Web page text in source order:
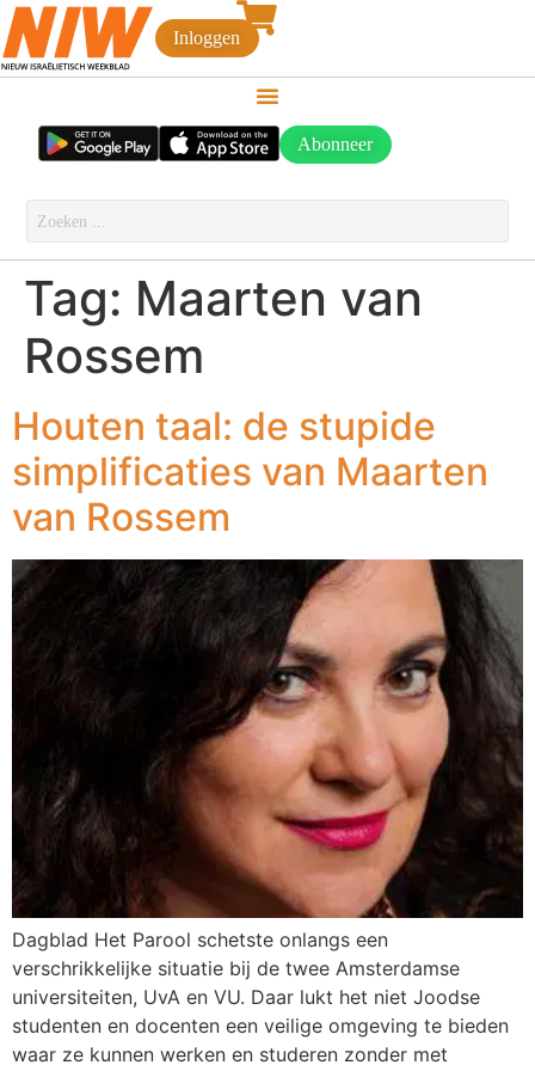
Inloggen
Abonneer
Tag: Maarten van
Rossem
Houten taal: de stupide
simplificaties van Maarten
van Rossem
Dagblad Het Parool schetste onlangs een
verschrikkelijke situatie bij de twee Amsterdamse
universiteiten, UvA en VU. Daar lukt het niet Joodse
studenten en docenten een veilige omgeving te bieden
waar ze kunnen werken en studeren zonder met